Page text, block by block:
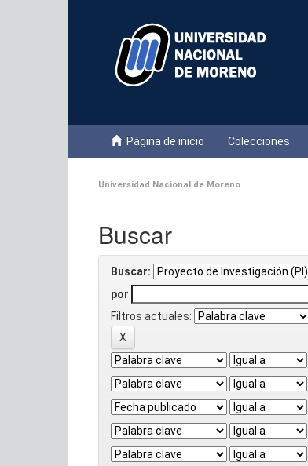
Página de inicio Colecciones
Universidad Nacional de Moreno
Buscar
Buscar:
por
Filtros actuales: